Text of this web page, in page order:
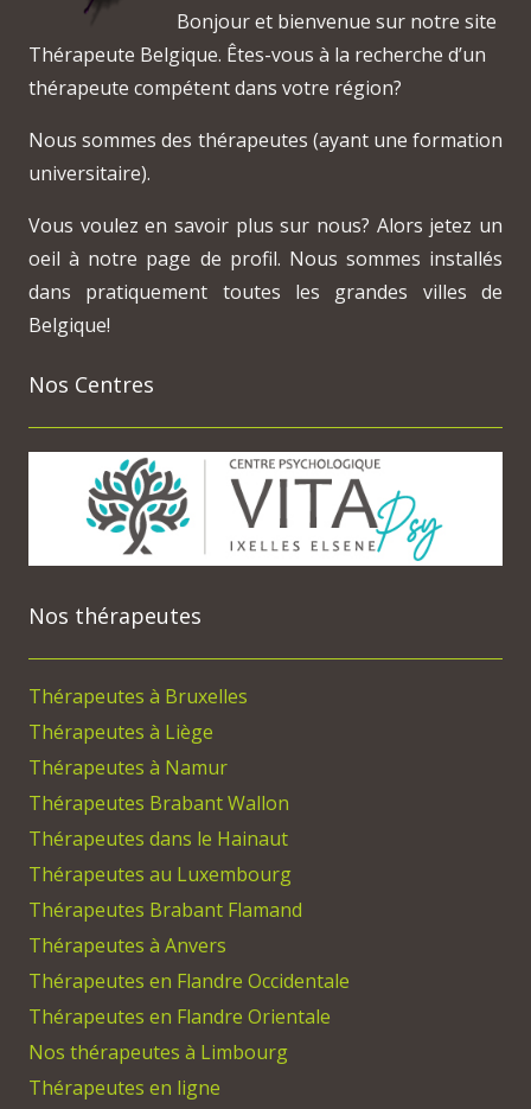
Bonjour et bienvenue sur notre site
Thérapeute Belgique. Êtes-vous à la recherche d’un
thérapeute compétent dans votre région?
Nous sommes des thérapeutes (ayant une formation
universitaire).
Vous voulez en savoir plus sur nous? Alors jetez un
oeil à notre page de profil. Nous sommes installés
dans pratiquement toutes les grandes villes de
Belgique!
Nos Centres
Nos thérapeutes
Thérapeutes à Bruxelles
Thérapeutes à Liège
Thérapeutes à Namur
Thérapeutes Brabant Wallon
Thérapeutes dans le Hainaut
Thérapeutes au Luxembourg
Thérapeutes Brabant Flamand
Thérapeutes à Anvers
Thérapeutes en Flandre Occidentale
Thérapeutes en Flandre Orientale
Nos thérapeutes à Limbourg
Thérapeutes en ligne